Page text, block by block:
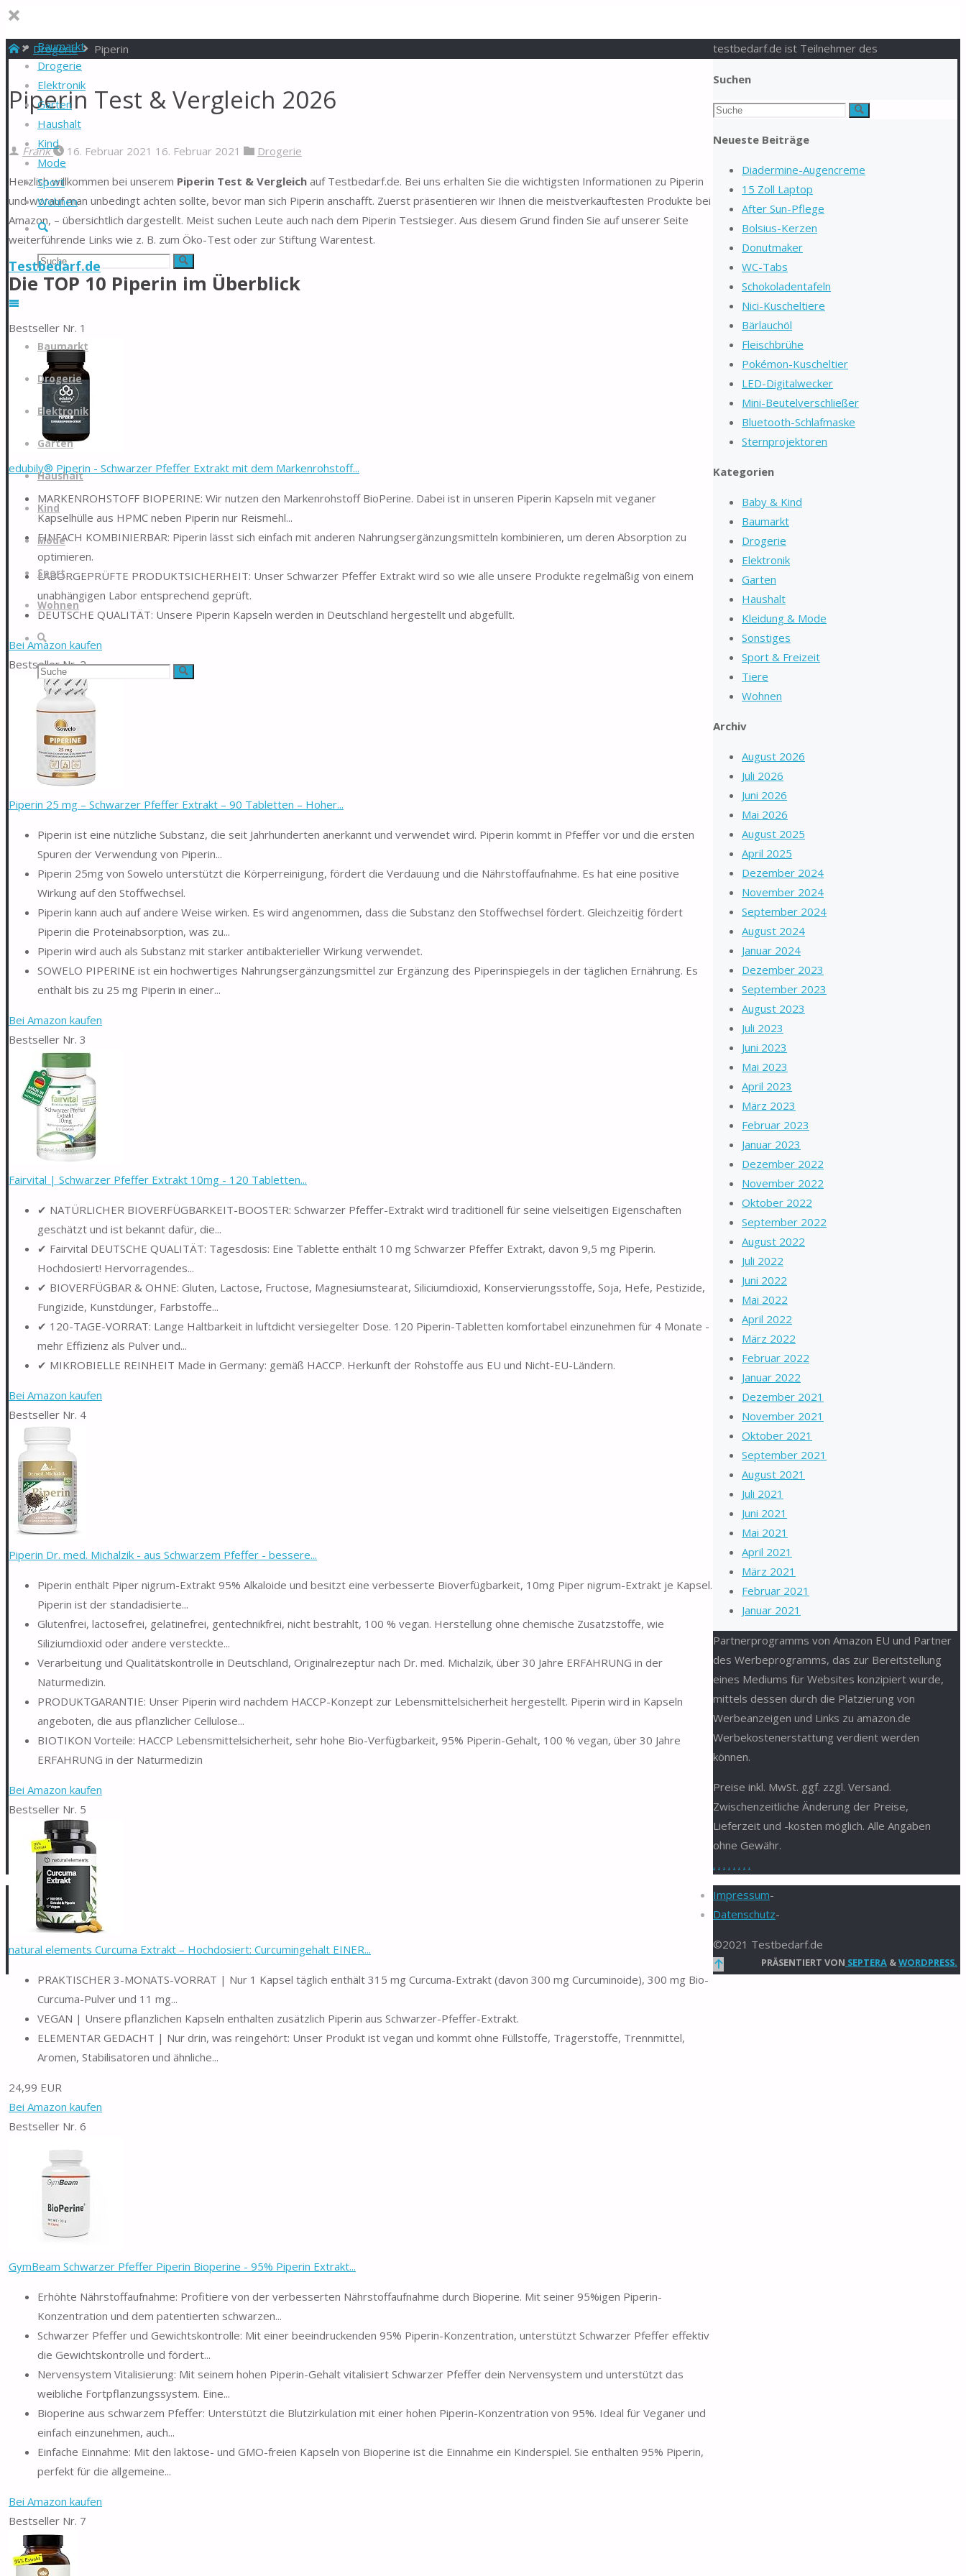
Baumarkt
Drogerie
Elektronik
Garten
Haushalt
Kind
Mode
Sport
Wohnen
Suche
Suchen
nach:
Suche
Testbedarf.de
springen
Baumarkt
Drogerie
Elektronik
Garten
Haushalt
Kind
Mode
Sport
Wohnen
Suchen
nach:
Suche
StartDrogerie Piperin
Piperin Test & Vergleich 2026
Frank 16. Februar 2021 16. Februar 2021 Drogerie
Herzlich willkommen bei unserem Piperin Test & Vergleich auf Testbedarf.de. Bei uns erhalten Sie die wichtigsten Informationen zu Piperin
und worauf man unbedingt achten sollte, bevor man sich Piperin anschafft. Zuerst präsentieren wir Ihnen die meistverkauftesten Produkte bei
Amazon, – übersichtlich dargestellt. Meist suchen Leute auch nach dem Piperin Testsieger. Aus diesem Grund finden Sie auf unserer Seite
weiterführende Links wie z. B. zum Öko-Test oder zur Stiftung Warentest.
Die TOP 10 Piperin im Überblick
Bestseller Nr. 1
edubily® Piperin - Schwarzer Pfeffer Extrakt mit dem Markenrohstoff...
MARKENROHSTOFF BIOPERINE: Wir nutzen den Markenrohstoff BioPerine. Dabei ist in unseren Piperin Kapseln mit veganer
Kapselhülle aus HPMC neben Piperin nur Reismehl...
EINFACH KOMBINIERBAR: Piperin lässt sich einfach mit anderen Nahrungsergänzungsmitteln kombinieren, um deren Absorption zu
optimieren.
LABORGEPRÜFTE PRODUKTSICHERHEIT: Unser Schwarzer Pfeffer Extrakt wird so wie alle unsere Produkte regelmäßig von einem
unabhängigen Labor entsprechend geprüft.
DEUTSCHE QUALITÄT: Unsere Piperin Kapseln werden in Deutschland hergestellt und abgefüllt.
Bei Amazon kaufen
Bestseller Nr. 2
Piperin 25 mg – Schwarzer Pfeffer Extrakt – 90 Tabletten – Hoher...
Piperin ist eine nützliche Substanz, die seit Jahrhunderten anerkannt und verwendet wird. Piperin kommt in Pfeffer vor und die ersten
Spuren der Verwendung von Piperin...
Piperin 25mg von Sowelo unterstützt die Körperreinigung, fördert die Verdauung und die Nährstoffaufnahme. Es hat eine positive
Wirkung auf den Stoffwechsel.
Piperin kann auch auf andere Weise wirken. Es wird angenommen, dass die Substanz den Stoffwechsel fördert. Gleichzeitig fördert
Piperin die Proteinabsorption, was zu...
Piperin wird auch als Substanz mit starker antibakterieller Wirkung verwendet.
SOWELO PIPERINE ist ein hochwertiges Nahrungsergänzungsmittel zur Ergänzung des Piperinspiegels in der täglichen Ernährung. Es
enthält bis zu 25 mg Piperin in einer...
Bei Amazon kaufen
Bestseller Nr. 3
Fairvital | Schwarzer Pfeffer Extrakt 10mg - 120 Tabletten...
✔ NATÜRLICHER BIOVERFÜGBARKEIT-BOOSTER: Schwarzer Pfeffer-Extrakt wird traditionell für seine vielseitigen Eigenschaften
geschätzt und ist bekannt dafür, die...
✔ Fairvital DEUTSCHE QUALITÄT: Tagesdosis: Eine Tablette enthält 10 mg Schwarzer Pfeffer Extrakt, davon 9,5 mg Piperin.
Hochdosiert! Hervorragendes...
✔ BIOVERFÜGBAR & OHNE: Gluten, Lactose, Fructose, Magnesiumstearat, Siliciumdioxid, Konservierungsstoffe, Soja, Hefe, Pestizide,
Fungizide, Kunstdünger, Farbstoffe...
✔ 120-TAGE-VORRAT: Lange Haltbarkeit in luftdicht versiegelter Dose. 120 Piperin-Tabletten komfortabel einzunehmen für 4 Monate -
mehr Effizienz als Pulver und...
✔ MIKROBIELLE REINHEIT Made in Germany: gemäß HACCP. Herkunft der Rohstoffe aus EU und Nicht-EU-Ländern.
Bei Amazon kaufen
Bestseller Nr. 4
Piperin Dr. med. Michalzik - aus Schwarzem Pfeffer - bessere...
Piperin enthält Piper nigrum-Extrakt 95% Alkaloide und besitzt eine verbesserte Bioverfügbarkeit, 10mg Piper nigrum-Extrakt je Kapsel.
Piperin ist der standadisierte...
Glutenfrei, lactosefrei, gelatinefrei, gentechnikfrei, nicht bestrahlt, 100 % vegan. Herstellung ohne chemische Zusatzstoffe, wie
Siliziumdioxid oder andere versteckte...
Verarbeitung und Qualitätskontrolle in Deutschland, Originalrezeptur nach Dr. med. Michalzik, über 30 Jahre ERFAHRUNG in der
Naturmedizin.
PRODUKTGARANTIE: Unser Piperin wird nachdem HACCP-Konzept zur Lebensmittelsicherheit hergestellt. Piperin wird in Kapseln
angeboten, die aus pflanzlicher Cellulose...
BIOTIKON Vorteile: HACCP Lebensmittelsicherheit, sehr hohe Bio-Verfügbarkeit, 95% Piperin-Gehalt, 100 % vegan, über 30 Jahre
ERFAHRUNG in der Naturmedizin
Bei Amazon kaufen
Bestseller Nr. 5
natural elements Curcuma Extrakt – Hochdosiert: Curcumingehalt EINER...
PRAKTISCHER 3-MONATS-VORRAT | Nur 1 Kapsel täglich enthält 315 mg Curcuma-Extrakt (davon 300 mg Curcuminoide), 300 mg Bio-
Curcuma-Pulver und 11 mg...
VEGAN | Unsere pflanzlichen Kapseln enthalten zusätzlich Piperin aus Schwarzer-Pfeffer-Extrakt.
ELEMENTAR GEDACHT | Nur drin, was reingehört: Unser Produkt ist vegan und kommt ohne Füllstoffe, Trägerstoffe, Trennmittel,
Aromen, Stabilisatoren und ähnliche...
24,99 EUR
Bei Amazon kaufen
Bestseller Nr. 6
GymBeam Schwarzer Pfeffer Piperin Bioperine - 95% Piperin Extrakt...
Erhöhte Nährstoffaufnahme: Profitiere von der verbesserten Nährstoffaufnahme durch Bioperine. Mit seiner 95%igen Piperin-
Konzentration und dem patentierten schwarzen...
Schwarzer Pfeffer und Gewichtskontrolle: Mit einer beeindruckenden 95% Piperin-Konzentration, unterstützt Schwarzer Pfeffer effektiv
die Gewichtskontrolle und fördert...
Nervensystem Vitalisierung: Mit seinem hohen Piperin-Gehalt vitalisiert Schwarzer Pfeffer dein Nervensystem und unterstützt das
weibliche Fortpflanzungssystem. Eine...
Bioperine aus schwarzem Pfeffer: Unterstützt die Blutzirkulation mit einer hohen Piperin-Konzentration von 95%. Ideal für Veganer und
einfach einzunehmen, auch...
Einfache Einnahme: Mit den laktose- und GMO-freien Kapseln von Bioperine ist die Einnahme ein Kinderspiel. Sie enthalten 95% Piperin,
perfekt für die allgemeine...
Bei Amazon kaufen
Bestseller Nr. 7
Suchen
Suchen
Suche
Neueste Beiträge
Diadermine-Augencreme
15 Zoll Laptop
After Sun-Pflege
Bolsius-Kerzen
Donutmaker
WC-Tabs
Schokoladentafeln
Nici-Kuscheltiere
Bärlauchöl
Fleischbrühe
Pokémon-Kuscheltier
LED-Digitalwecker
Mini-Beutelverschließer
Bluetooth-Schlafmaske
Sternprojektoren
Kategorien
Baby & Kind
Baumarkt
Drogerie
Elektronik
Garten
Haushalt
Kleidung & Mode
Sonstiges
Sport & Freizeit
Tiere
Wohnen
Archiv
August 2026
Juli 2026
Juni 2026
Mai 2026
August 2025
April 2025
Dezember 2024
November 2024
September 2024
August 2024
Januar 2024
Dezember 2023
September 2023
August 2023
Juli 2023
Juni 2023
Mai 2023
April 2023
März 2023
Februar 2023
Januar 2023
Dezember 2022
November 2022
Oktober 2022
September 2022
August 2022
Juli 2022
Juni 2022
Mai 2022
April 2022
März 2022
Februar 2022
Januar 2022
Dezember 2021
November 2021
Oktober 2021
September 2021
August 2021
Juli 2021
Juni 2021
Mai 2021
April 2021
März 2021
Februar 2021
Januar 2021
testbedarf.de ist Teilnehmer des
Partnerprogramms von Amazon EU und Partner
des Werbeprogramms, das zur Bereitstellung
eines Mediums für Websites konzipiert wurde,
mittels dessen durch die Platzierung von
Werbeanzeigen und Links zu amazon.de
Werbekostenerstattung verdient werden
können.
Preise inkl. MwSt. ggf. zzgl. Versand.
Zwischenzeitliche Änderung der Preise,
Lieferzeit und -kosten möglich. Alle Angaben
ohne Gewähr.
. . . . . . . .
Impressum-
Datenschutz-
©2021 Testbedarf.de
PRÄSENTIERT VON SEPTERA &WORDPRESS.
Zurück